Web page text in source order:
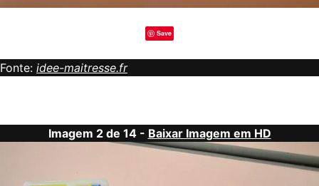
Save
Fonte: idee-maitresse.fr
Imagem 2 de 14 - Baixar Imagem em HD